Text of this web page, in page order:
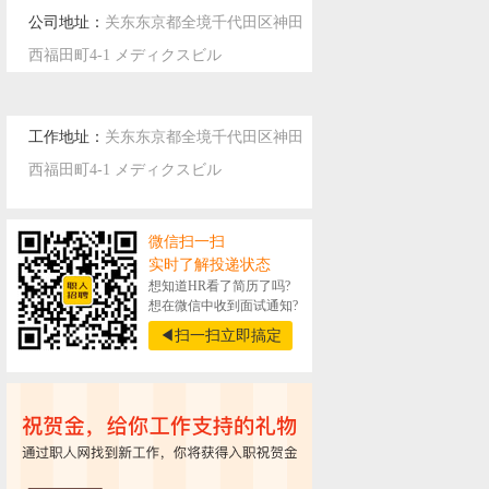
公司地址： 关东东京都全境千代田区神田
西福田町4-1 メディクスビル
工作地址： 关东东京都全境千代田区神田
西福田町4-1 メディクスビル
微信扫一扫
实时了解投递状态
想知道HR看了简历了吗?
想在微信中收到面试通知?
◀扫一扫立即搞定